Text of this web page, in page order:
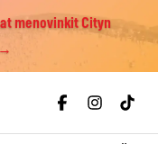
menovinkit Cityn